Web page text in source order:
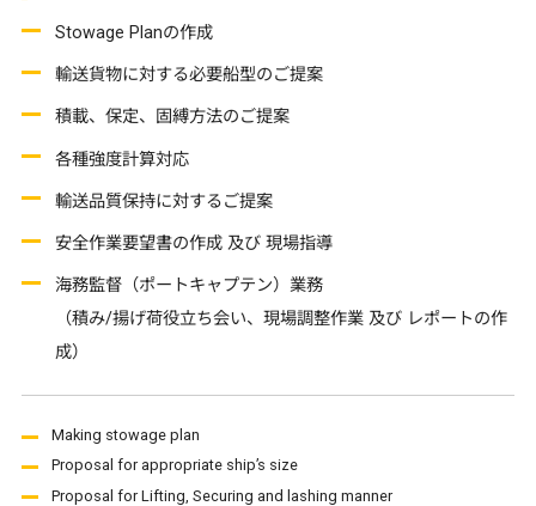
Stowage Planの作成
輸送貨物に対する必要船型のご提案
積載、保定、固縛方法のご提案
各種強度計算対応
輸送品質保持に対するご提案
安全作業要望書の作成 及び 現場指導
海務監督（ポートキャプテン）業務
（積み/揚げ荷役立ち会い、現場調整作業 及び レポートの作
成）
Making stowage plan
Proposal for appropriate ship’s size
Proposal for Lifting, Securing and lashing manner